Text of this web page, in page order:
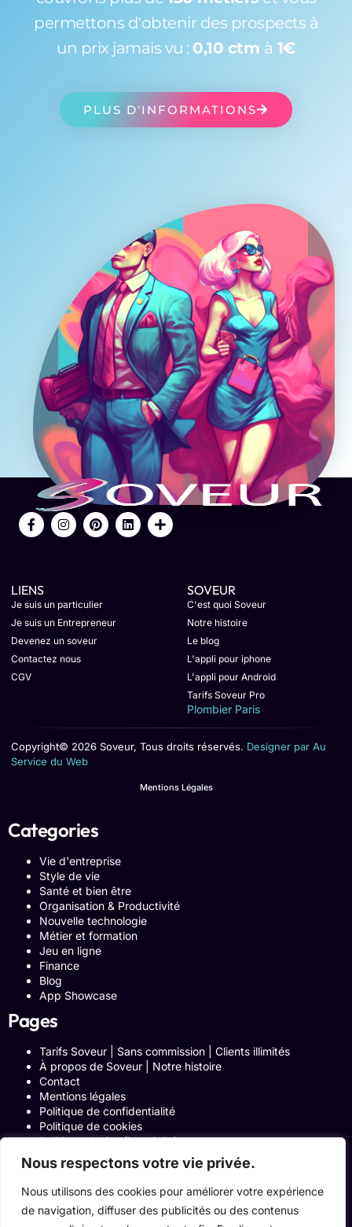
Nous respectons votre vie privée.
Nous utilisons des cookies pour améliorer votre expérience
de navigation, diffuser des publicités ou des contenus
permettons d'obtenir des prospects à
un prix jamais vu : 0,10 ctm à 1€
PLUS D'INFORMATIONS
LIENS
Je suis un particulier
Je suis un Entrepreneur
Devenez un soveur
Contactez nous
CGV
SOVEUR
C'est quoi Soveur
Notre histoire
Le blog
L'appli pour iphone
L'appli pour Android
Tarifs Soveur Pro
Plombier Paris
Copyright© 2026 Soveur, Tous droits réservés. Designer par Au
Service du Web
Mentions Légales
Categories
Vie d'entreprise
Style de vie
Santé et bien être
Organisation & Productivité
Nouvelle technologie
Métier et formation
Jeu en ligne
Finance
Blog
App Showcase
Pages
Tarifs Soveur | Sans commission | Clients illimités
À propos de Soveur | Notre histoire
Contact
Mentions légales
Politique de confidentialité
Politique de cookies
Politique de Confidentialité
Formulaire de contact
Blog
Notre histoire
Programme Affiliation
Conditions générales d’utilisation